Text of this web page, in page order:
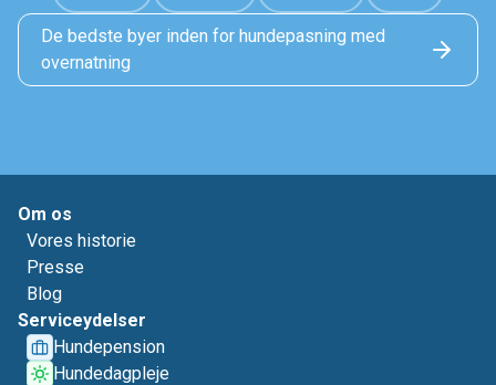
De bedste byer inden for hundepasning med
overnatning
Om os
Vores historie
Presse
Blog
Serviceydelser
Hundepension
Hundedagpleje